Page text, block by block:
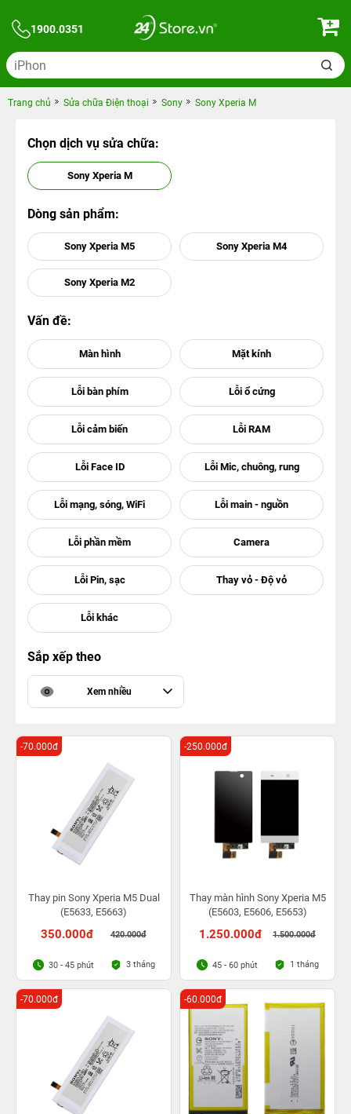
1900.0351
Trang chủ Sửa chữa Điện thoại Sony Sony Xperia M
Chọn dịch vụ sửa chữa:
Sony Xperia M
Dòng sản phẩm:
Sony Xperia M5 Sony Xperia M4
Sony Xperia M2
Vấn đề:
Sắp xếp theo
Xem nhiều
Thay pin Sony Xperia M5 Dual
(E5633, E5663)
350.000đ 420.000đ
-70.000đ
30 - 45 phút 3 tháng
Thay màn hình Sony Xperia M5
(E5603, E5606, E5653)
1.250.000đ 1.500.000đ
-250.000đ
45 - 60 phút 1 tháng
-70.000đ -60.000đ